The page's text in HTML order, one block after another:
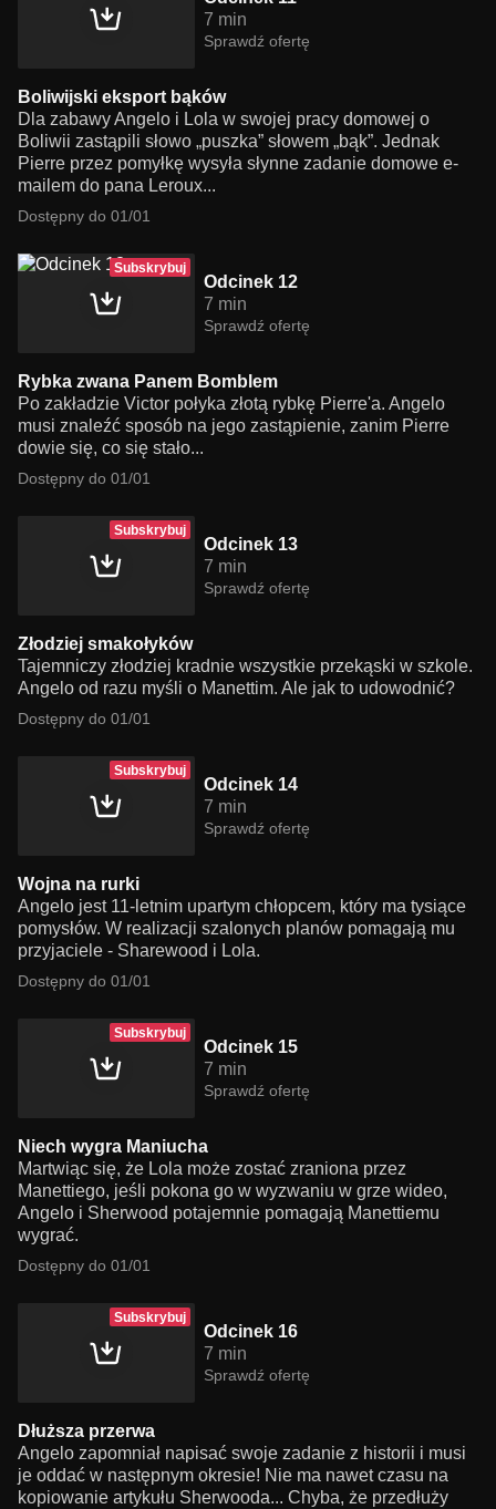
7 min
Sprawdź ofertę
Boliwijski eksport bąków
Dla zabawy Angelo i Lola w swojej pracy domowej o
Boliwii zastąpili słowo „puszka” słowem „bąk”. Jednak
Pierre przez pomyłkę wysyła słynne zadanie domowe e-
mailem do pana Leroux...
Dostępny do 01/01
Subskrybuj
Odcinek 12
7 min
Sprawdź ofertę
Rybka zwana Panem Bomblem
Po zakładzie Victor połyka złotą rybkę Pierre'a. Angelo
musi znaleźć sposób na jego zastąpienie, zanim Pierre
dowie się, co się stało...
Dostępny do 01/01
Subskrybuj
Odcinek 13
7 min
Sprawdź ofertę
Złodziej smakołyków
Tajemniczy złodziej kradnie wszystkie przekąski w szkole.
Angelo od razu myśli o Manettim. Ale jak to udowodnić?
Dostępny do 01/01
Subskrybuj
Odcinek 14
7 min
Sprawdź ofertę
Wojna na rurki
Angelo jest 11-letnim upartym chłopcem, który ma tysiące
pomysłów. W realizacji szalonych planów pomagają mu
przyjaciele - Sharewood i Lola.
Dostępny do 01/01
Subskrybuj
Odcinek 15
7 min
Sprawdź ofertę
Niech wygra Maniucha
Martwiąc się, że Lola może zostać zraniona przez
Manettiego, jeśli pokona go w wyzwaniu w grze wideo,
Angelo i Sherwood potajemnie pomagają Manettiemu
wygrać.
Dostępny do 01/01
Subskrybuj
Odcinek 16
7 min
Sprawdź ofertę
Dłuższa przerwa
Angelo zapomniał napisać swoje zadanie z historii i musi
je oddać w następnym okresie! Nie ma nawet czasu na
kopiowanie artykułu Sherwooda... Chyba, że przedłuży